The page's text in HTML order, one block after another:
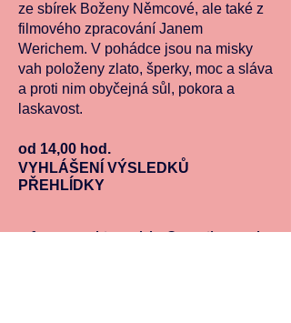
ze sbírek Boženy Němcové, ale také z
filmového zpracování Janem
Werichem. V pohádce jsou na misky
vah položeny zlato, šperky, moc a sláva
a proti nim obyčejná sůl, pokora a
laskavost.
od 14,00 hod.
VYHLÁŠENÍ VÝSLEDKŮ
PŘEHLÍDKY
Informace:kic.sadska@email.cz, Tel.